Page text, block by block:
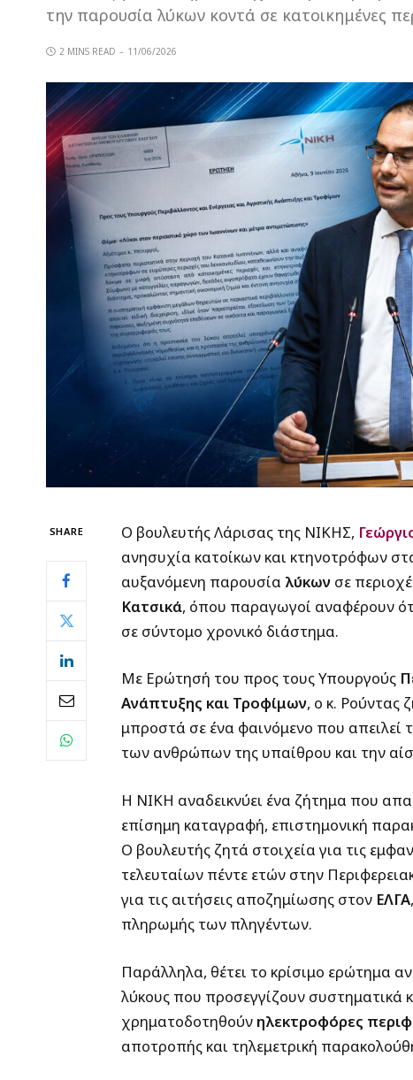
την παρουσία λύκων κοντά σε κατοικημένες
2 MINS READ 11/06/2026
SHARE Ο βουλευτής Λάρισας της ΝΙΚΗΣ,
ανησυχία κατοίκων και κτηνοτρόφων
αυξανόμενη παρουσία λύκωνσε
Κατσικά, όπου παραγωγοί αναφέρουν
σε σύντομο χρονικό διάστημα.
Με Ερώτησή του προς τους Υπουργούς
Ανάπτυξης και Τροφίμων, ο κ. Ρούντας
μπροστά σε ένα φαινόμενο που απειλεί
των ανθρώπων της υπαίθρου και την
Η ΝΙΚΗ αναδεικνύει ένα ζήτημα που
επίσημη καταγραφή, επιστημονική
Ο βουλευτής ζητά στοιχεία για τις
τελευταίων πέντε ετών στην
για τις αιτήσεις αποζημίωσης στον ΕΛΓΑ
πληρωμής των πληγέντων.
Παράλληλα, θέτει το κρίσιμο ερώτημα
λύκους που προσεγγίζουν συστηματικά
χρηματοδοτηθούν ηλεκτροφόρες
αποτροπής και τηλεμετρική